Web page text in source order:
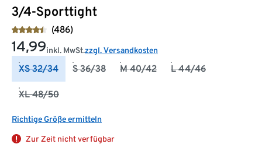
3/4-Sporttight
(486)
14,99inkl. MwSt.zzgl. Versandkosten
XS 32/34 S 36/38 M 40/42 L 44/46
XL 48/50
Richtige Größe ermitteln
Zur Zeit nicht verfügbar